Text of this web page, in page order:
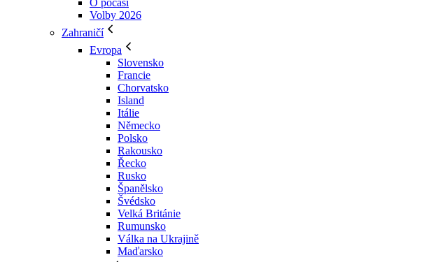
O počasí
Volby 2026
Zahraničí
Evropa
Slovensko
Francie
Chorvatsko
Island
Itálie
Německo
Polsko
Rakousko
Řecko
Rusko
Španělsko
Švédsko
Velká Británie
Rumunsko
Válka na Ukrajině
Maďarsko